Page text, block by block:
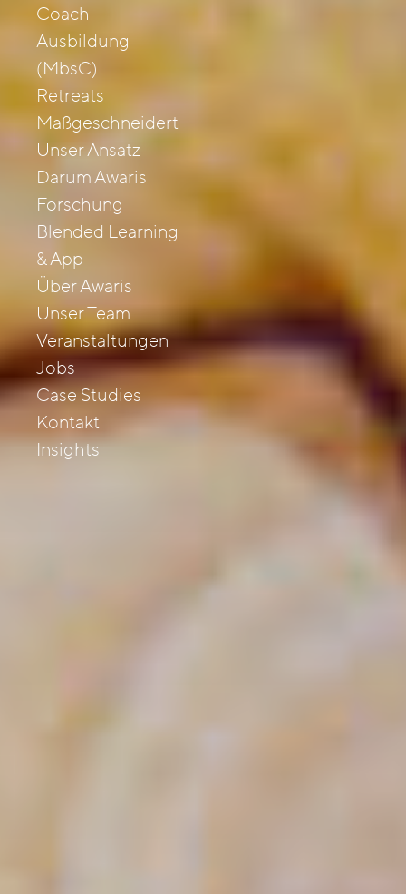
Coach
Ausbildung
(MbsC)
Retreats
Maßgeschneidert
Unser Ansatz
Darum Awaris
Forschung
Blended Learning
& App
Über Awaris
Unser Team
Veranstaltungen
Jobs
Case Studies
Kontakt
Insights